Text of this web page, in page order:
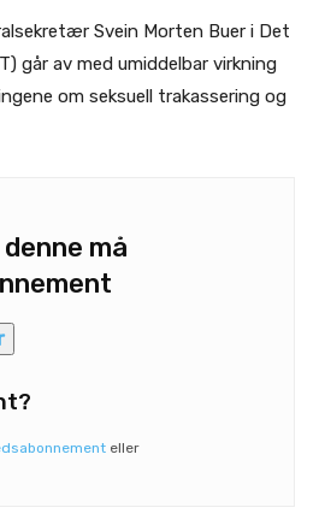
Svein Morten Buer i Det
går av med umiddelbar virkning
om seksuell trakassering og
må
eller